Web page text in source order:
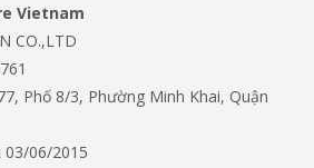
Vietnam
CO.,LTD
Phố 8/3, Phường Minh Khai, Quận
03/06/2015